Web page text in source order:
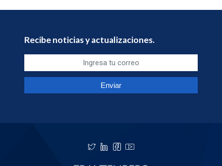
Recibe noticias y actualizaciones.